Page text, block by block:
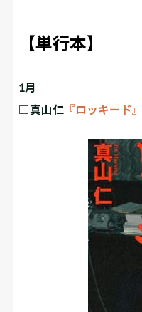
【単行本】
1月
□真山仁 『ロッキード』